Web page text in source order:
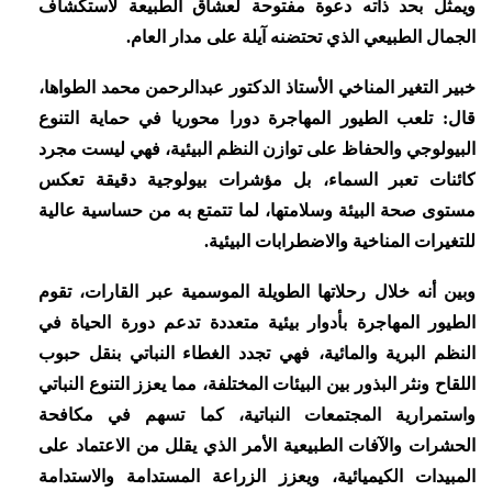
ويمثل بحد ذاته دعوة مفتوحة لعشاق الطبيعة لاستكشاف
الجمال الطبيعي الذي تحتضنه آيلة على مدار العام.
خبير التغير المناخي الأستاذ الدكتور عبدالرحمن محمد الطواها،
قال: تلعب الطيور المهاجرة دورا محوريا في حماية التنوع
البيولوجي والحفاظ على توازن النظم البيئية، فهي ليست مجرد
كائنات تعبر السماء، بل مؤشرات بيولوجية دقيقة تعكس
مستوى صحة البيئة وسلامتها، لما تتمتع به من حساسية عالية
للتغيرات المناخية والاضطرابات البيئية.
وبين أنه خلال رحلاتها الطويلة الموسمية عبر القارات، تقوم
الطيور المهاجرة بأدوار بيئية متعددة تدعم دورة الحياة في
النظم البرية والمائية، فهي تجدد الغطاء النباتي بنقل حبوب
اللقاح ونثر البذور بين البيئات المختلفة، مما يعزز التنوع النباتي
واستمرارية المجتمعات النباتية، كما تسهم في مكافحة
الحشرات والآفات الطبيعية الأمر الذي يقلل من الاعتماد على
المبيدات الكيميائية، ويعزز الزراعة المستدامة والاستدامة